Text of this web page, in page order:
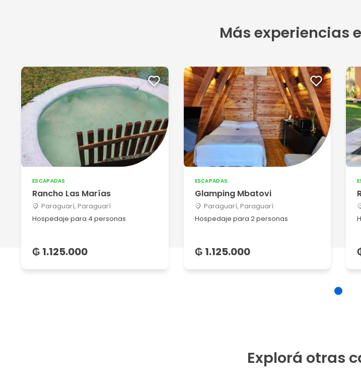
Más experiencias
ESCAPADAS
Rancho Las Marías
Paraguarí, Paraguarí
Hospedaje para 4 personas
₲ 1.125.000
ESCAPADAS
Glamping Mbatovi
Paraguarí, Paraguarí
Hospedaje para 2 personas
₲ 1.125.000
Explorá otras